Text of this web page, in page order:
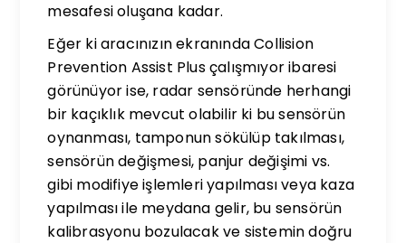
mesafesi oluşana kadar.
Eğer ki aracınızın ekranında Collision
Prevention Assist Plus çalışmıyor ibaresi
görünüyor ise, radar sensöründe herhangi
bir kaçıklık mevcut olabilir ki bu sensörün
oynanması, tamponun sökülüp takılması,
sensörün değişmesi, panjur değişimi vs.
gibi modifiye işlemleri yapılması veya kaza
yapılması ile meydana gelir, bu sensörün
kalibrasyonu bozulacak ve sistemin doğru